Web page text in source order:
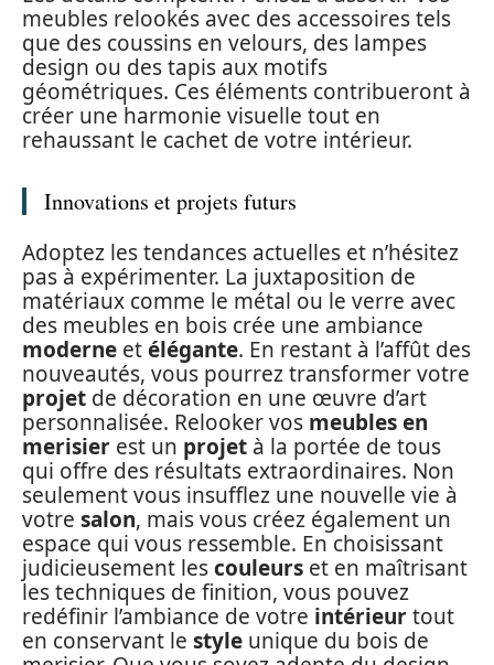
meubles relookés avec des accessoires tels
que des coussins en velours, des lampes
design ou des tapis aux motifs
géométriques. Ces éléments contribueront à
créer une harmonie visuelle tout en
rehaussant le cachet de votre intérieur.
Innovations et projets futurs
Adoptez les tendances actuelles et n’hésitez
pas à expérimenter. La juxtaposition de
matériaux comme le métal ou le verre avec
des meubles en bois crée une ambiance
moderne etélégante. En restant à l’affût des
nouveautés, vous pourrez transformer votre
projet de décoration en une œuvre d’art
personnalisée. Relooker vos meubles en
merisier est un projet à la portée de tous
qui offre des résultats extraordinaires. Non
seulement vous insufflez une nouvelle vie à
votre salon, mais vous créez également un
espace qui vous ressemble. En choisissant
judicieusement lescouleurs et en maîtrisant
les techniques de finition, vous pouvez
redéfinir l’ambiance de votre intérieurtout
en conservant le style unique du bois de